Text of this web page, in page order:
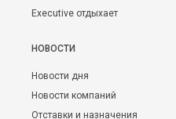
Executive отдыхает
НОВОСТИ
Новости дня
Новости компаний
Отставки и назначения